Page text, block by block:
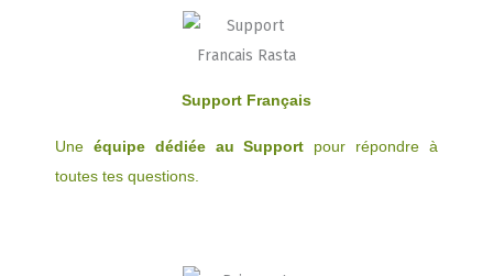
Support Français
Une équipe dédiée au Support pour répondre à
toutes tes questions.